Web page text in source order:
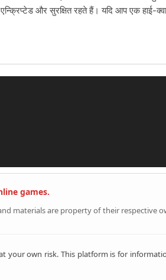
और सुरक्षित रहते हैं। यदि आप एक हाई-
games.
materials are property of their respective
your own risk. This platform is for